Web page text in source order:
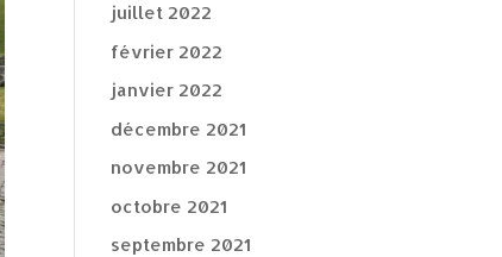
juillet 2022
février 2022
janvier 2022
décembre 2021
novembre 2021
octobre 2021
septembre 2021